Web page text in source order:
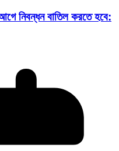
নিবন্ধন বাতিল করতে হবে: